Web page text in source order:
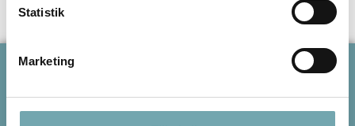
Statistik
Marketing
Ditte Young på TikTok
Ditte Young på Instagram